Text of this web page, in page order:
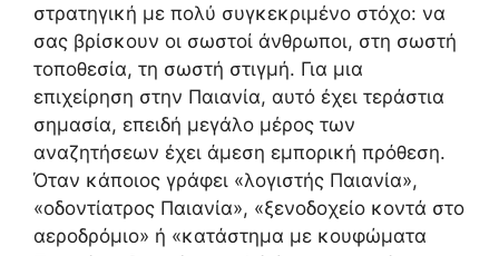
στρατηγική με πολύ συγκεκριμένο στόχο: να
σας βρίσκουν οι σωστοί άνθρωποι, στη σωστή
τοποθεσία, τη σωστή στιγμή. Για μια
επιχείρηση στην Παιανία, αυτό έχει τεράστια
σημασία, επειδή μεγάλο μέρος των
αναζητήσεων έχει άμεση εμπορική πρόθεση.
Όταν κάποιος γράφει «λογιστής Παιανία»,
«οδοντίατρος Παιανία», «ξενοδοχείο κοντά στο
αεροδρόμιο» ή «κατάστημα με κουφώματα